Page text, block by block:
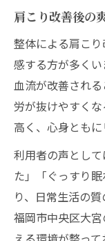
肩こり改善後の
整体による肩こ
感する方が多くい
血流が改善され
労が抜けやすく
高く、心身ともに
利用者の声とし
た」「ぐっすり
り、日常生活の
福岡市中央区大